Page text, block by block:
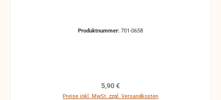
Produktnummer: 701-0658
Regulärer Preis:
5,90 €
Preise inkl. MwSt. zzgl. Versandkosten